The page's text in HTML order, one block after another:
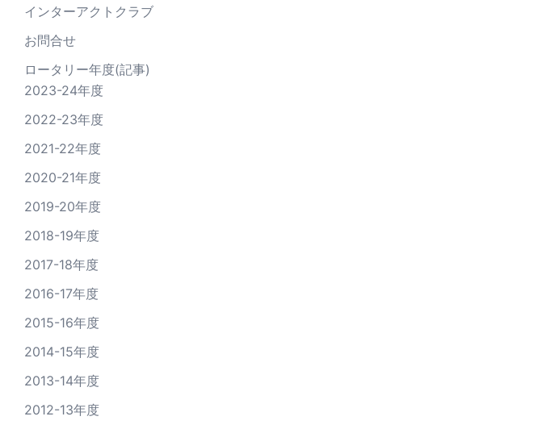
インターアクトクラブ
お問合せ
ロータリー年度(記事)
2023-24年度
2022-23年度
2021-22年度
2020-21年度
2019-20年度
2018-19年度
2017-18年度
2016-17年度
2015-16年度
2014-15年度
2013-14年度
2012-13年度